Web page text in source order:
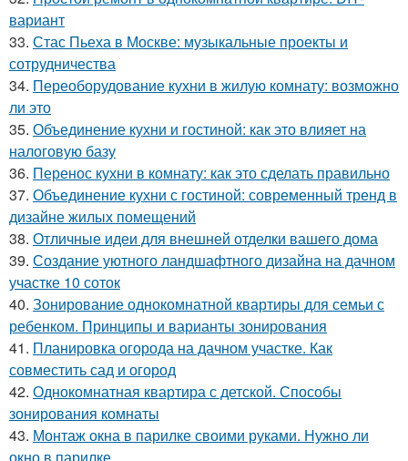
вариант
33. Стас Пьеха в Москве: музыкальные проекты и
сотрудничества
34. Переоборудование кухни в жилую комнату: возможно
ли это
35. Объединение кухни и гостиной: как это влияет на
налоговую базу
36. Перенос кухни в комнату: как это сделать правильно
37. Объединение кухни с гостиной: современный тренд в
дизайне жилых помещений
38. Отличные идеи для внешней отделки вашего дома
39. Создание уютного ландшафтного дизайна на дачном
участке 10 соток
40. Зонирование однокомнатной квартиры для семьи с
ребенком. Принципы и варианты зонирования
41. Планировка огорода на дачном участке. Как
совместить сад и огород
42. Однокомнатная квартира с детской. Способы
зонирования комнаты
43. Монтаж окна в парилке своими руками. Нужно ли
окно в парилке